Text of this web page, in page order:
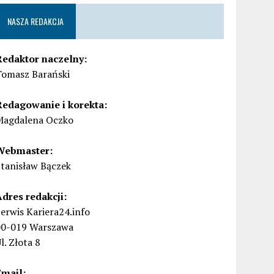
NASZA REDAKCJA
naczelny:
Barański
i korekta:
Oczko
Bączek
redakcji:
Kariera24.info
019 Warszawa
Złota 8